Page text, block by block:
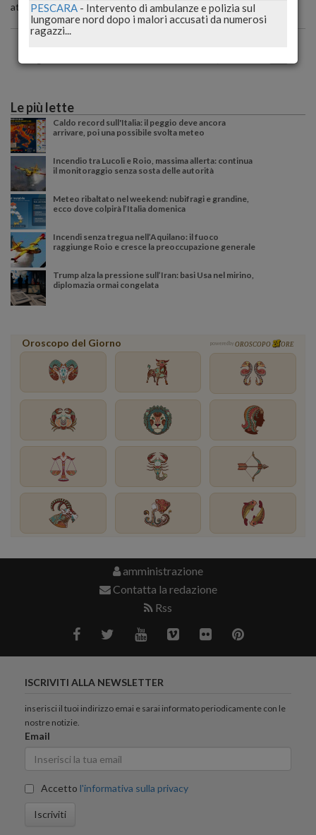
attività investigative delle autorità.
Le più lette
Caldo record sull'Italia: il peggio deve ancora
arrivare, poi una possibile svolta meteo
Incendio tra Lucoli e Roio, massima allerta: continua
il monitoraggio senza sosta delle autorità
Meteo ribaltato nel weekend: nubifragi e grandine,
ecco dove colpirà l’Italia domenica
Incendi senza tregua nell’Aquilano: il fuoco
raggiunge Roio e cresce la preoccupazione generale
Trump alza la pressione sull’Iran: basi Usa nel mirino,
diplomazia ormai congelata
Oroscopo del Giorno powered by OROSCOPO ORE
amministrazione
Contatta la redazione
Rss
ISCRIVITI ALLA NEWSLETTER
inserisci il tuoi indirizzo emai e sarai informato periodicamente con le
nostre notizie.
Email
Accetto l'informativa sulla privacy
Iscriviti
PESCARA - Intervento di ambulanze e polizia sul
lungomare nord dopo i malori accusati da numerosi
ragazzi...